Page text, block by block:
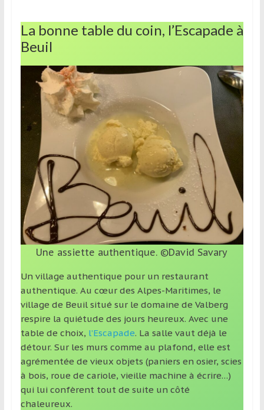
La bonne table du coin, l’Escapade à
Beuil
Une assiette authentique. ©David Savary
Un village authentique pour un restaurant
authentique. Au cœur des Alpes-Maritimes, le
village de Beuil situé sur le domaine de Valberg
respire la quiétude des jours heureux. Avec une
table de choix, l’Escapade. La salle vaut déjà le
détour. Sur les murs comme au plafond, elle est
agrémentée de vieux objets (paniers en osier, scies
à bois, roue de cariole, vieille machine à écrire…)
qui lui confèrent tout de suite un côté
chaleureux.